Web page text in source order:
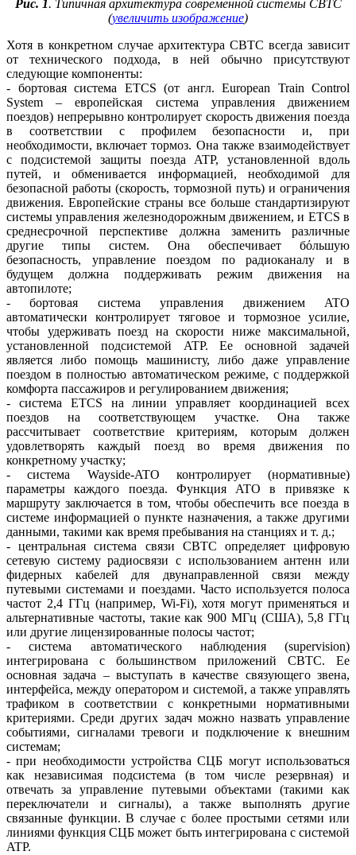
Рис. 1. Типичная архитектура современной системы CBTC
(увеличить изображение)
Хотя в конкретном случае архитектура CBTC всегда зависит
от технического подхода, в ней обычно присутствуют
следующие компоненты:
- бортовая система ETCS (от англ. European Train Control
System – европейская система управления движением
поездов) непрерывно контролирует скорость движения поезда
в соответствии с профилем безопасности и, при
необходимости, включает тормоз. Она также взаимодействует
с подсистемой защиты поезда ATP, установленной вдоль
путей, и обменивается информацией, необходимой для
безопасной работы (скорость, тормозной путь) и ограничения
движения. Европейские страны все больше стандартизируют
системы управления железнодорожным движением, и ETCS в
среднесрочной перспективе должна заменить различные
другие типы систем. Она обеспечивает бόльшую
безопасность, управление поездом по радиоканалу и в
будущем должна поддерживать режим движения на
автопилоте;
- бортовая система управления движением ATO
автоматически контролирует тяговое и тормозное усилие,
чтобы удерживать поезд на скорости ниже максимальной,
установленной подсистемой ATP. Ее основной задачей
является либо помощь машинисту, либо даже управление
поездом в полностью автоматическом режиме, с поддержкой
комфорта пассажиров и регулированием движения;
- система ETCS на линии управляет координацией всех
поездов на соответствующем участке. Она также
рассчитывает соответствие критериям, которым должен
удовлетворять каждый поезд во время движения по
конкретному участку;
- система Wayside-ATO контролирует (нормативные)
параметры каждого поезда. Функция ATO в привязке к
маршруту заключается в том, чтобы обеспечить все поезда в
системе информацией о пункте назначения, а также другими
данными, такими как время пребывания на станциях и т. д.;
- центральная система связи CBTC определяет цифровую
сетевую систему радиосвязи с использованием антенн или
фидерных кабелей для двунаправленной связи между
путевыми системами и поездами. Часто используется полоса
частот 2,4 ГГц (например, Wi-Fi), хотя могут применяться и
альтернативные частоты, такие как 900 МГц (США), 5,8 ГГц
или другие лицензированные полосы частот;
- система автоматического наблюдения (supervision)
интегрирована с большинством приложений CBTC. Ее
основная задача – выступать в качестве связующего звена,
интерфейса, между оператором и системой, а также управлять
трафиком в соответствии с конкретными нормативными
критериями. Среди других задач можно назвать управление
событиями, сигналами тревоги и подключение к внешним
системам;
- при необходимости устройства СЦБ могут использоваться
как независимая подсистема (в том числе резервная) и
отвечать за управление путевыми объектами (такими как
переключатели и сигналы), а также выполнять другие
связанные функции. В случае с более простыми сетями или
линиями функция СЦБ может быть интегрирована с системой
ATP.